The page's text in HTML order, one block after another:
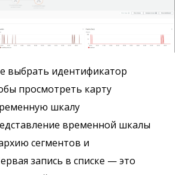
выбрать идентификатор
просмотреть карту
шкалу
временной шкалы
сегментов и
запись в списке — это